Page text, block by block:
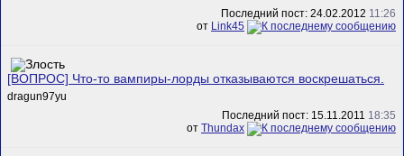
Последний пост: 24.02.2012 11:26
от Link45
[ВОПРОС] Что-то вампиры-лорды отказываются воскрешаться.
dragun97yu
Последний пост: 15.11.2011 18:35
от Thundax